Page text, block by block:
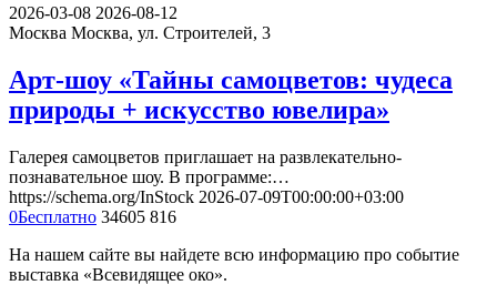
2026-03-08 2026-08-12
Москва Москва, ул. Строителей, 3
Арт-шоу «Тайны самоцветов: чудеса
природы + искусство ювелира»
Галерея самоцветов приглашает на развлекательно-
познавательное шоу. В программе:…
https://schema.org/InStock 2026-07-09T00:00:00+03:00
0Бесплатно 34605 816
На нашем сайте вы найдете всю информацию про событие
выставка «Всевидящее око».